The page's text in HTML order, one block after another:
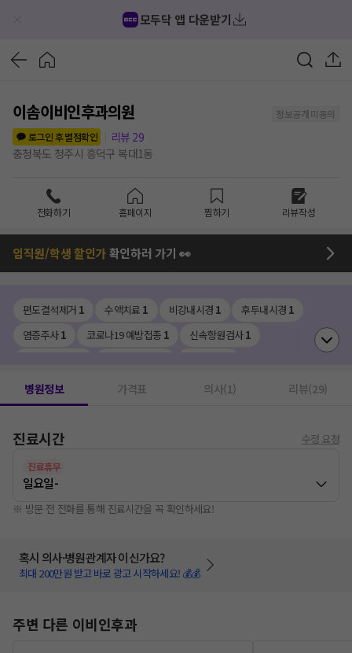
모두닥 앱 다운받기
이솜이비인후과의원
정보공개 미동의
로그인 후 별점확인
리뷰 29
충청북도 청주시 흥덕구 복대1동
전화하기 홈페이지 찜하기 리뷰작성
임직원/학생 할인가확인하러 가기 👀
편도결석제거 1 수액치료 1 비강내시경 1 후두내시경 1
염증주사1 코로나19 예방접종 1 신속항원검사1
병원정보 가격표 의사(1) 리뷰(29)
진료시간 수정 요청
진료휴무
일요일-
※ 방문 전 전화를 통해 진료시간을 꼭 확인하세요!
혹시 의사·병원관계자 이신가요?
최대 200만원 받고 바로 광고 시작하세요! 💰💰
주변 다른 이비인후과